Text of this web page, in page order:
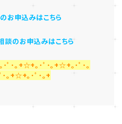
お申込みはこちら
談のお申込みはこちら
ﾟ･｡+☆+｡･ﾟ･｡+☆+｡･ﾟ･｡
｡+☆+｡･ﾟ･｡+